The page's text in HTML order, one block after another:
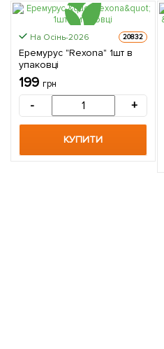
На Осінь-2026 20832
Еремурус "Rexona" 1шт в
упаковці
199 грн
- +
КУПИТИ